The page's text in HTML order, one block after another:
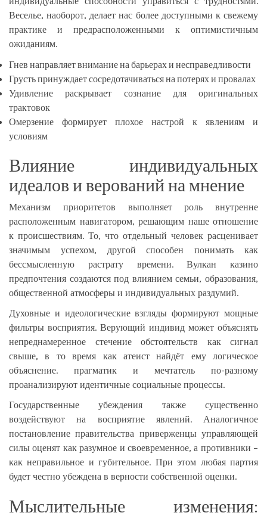
Веселье, наоборот, делает нас более доступными к свежему
практике и предрасположенными к оптимистичным
ожиданиям.
Гнев направляет внимание на барьерах и несправедливости
Грусть принуждает сосредотачиваться на потерях и провалах
Удивление раскрывает сознание для оригинальных
трактовок
Омерзение формирует плохое настрой к явлениям и
условиям
Влияние индивидуальных
идеалов и верований на мнение
Механизм приоритетов выполняет роль внутренне
расположенным навигатором, решающим наше отношение
к происшествиям. То, что отдельный человек расценивает
значимым успехом, другой способен понимать как
бессмысленную растрату времени. Вулкан казино
предпочтения создаются под влиянием семьи, образования,
общественной атмосферы и индивидуальных раздумий.
Духовные и идеологические взгляды формируют мощные
фильтры восприятия. Верующий индивид может объяснять
непреднамеренное стечение обстоятельств как сигнал
свыше, в то время как атеист найдёт ему логическое
объяснение. прагматик и мечтатель по-разному
проанализируют идентичные социальные процессы.
Государственные убеждения также существенно
воздействуют на восприятие явлений. Аналогичное
постановление правительства приверженцы управляющей
силы оценят как разумное и своевременное, а противники –
как неправильное и губительное. При этом любая партия
будет честно убеждена в верности собственной оценки.
Мыслительные изменения: